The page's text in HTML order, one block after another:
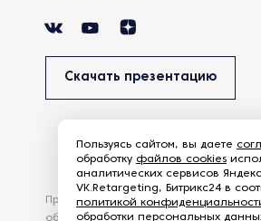
Скачать презентацию
Продолжая использовать наш сайт,
обработку файлов Cookies и других
Пользуясь сайтом, вы даете
обработку файлов cookies
аналитических сервисов
VK.Retargeting, Битрикс24 в
политикой
обработки персональных